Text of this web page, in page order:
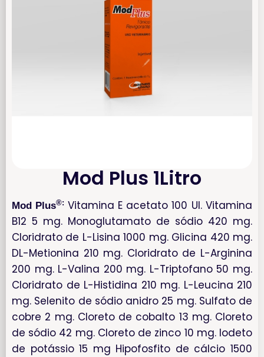
Mod Plus 1Litro
Mod Plus®: Vitamina E acetato 100 UI. Vitamina
B12 5 mg. Monoglutamato de sódio 420 mg.
Cloridrato de L-Lisina 1000 mg. Glicina 420 mg.
DL-Metionina 210 mg. Cloridrato de L-Arginina
200 mg. L-Valina 200 mg. L-Triptofano 50 mg.
Cloridrato de L-Histidina 210 mg. L-Leucina 210
mg. Selenito de sódio anidro 25 mg. Sulfato de
cobre 2 mg. Cloreto de cobalto 13 mg. Cloreto
de sódio 42 mg. Cloreto de zinco 10 mg. Iodeto
de potássio 15 mg Hipofosfito de cálcio 1500